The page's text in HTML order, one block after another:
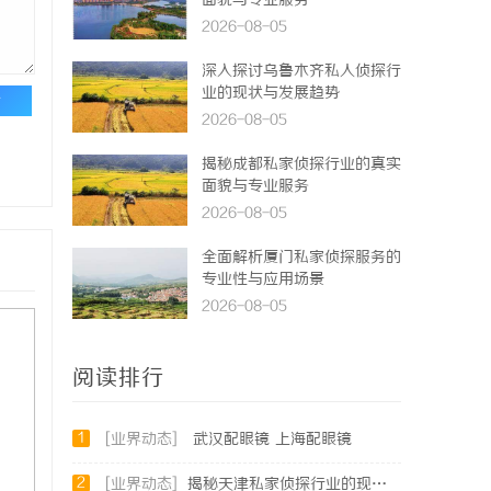
2026-08-05
深入探讨乌鲁木齐私人侦探行
业的现状与发展趋势
2026-08-05
揭秘成都私家侦探行业的真实
面貌与专业服务
2026-08-05
全面解析厦门私家侦探服务的
专业性与应用场景
2026-08-05
阅读排行
1 [业界动态] 武汉配眼镜 上海配眼镜
2 [业界动态] 揭秘天津私家侦探行业的现状与发展趋势